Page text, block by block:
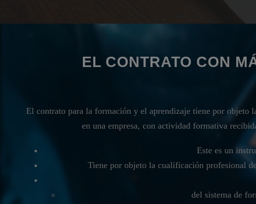
EL CONTRATO CON
El contrato para la formación y el aprendizaje tiene por objeto
en una empresa, con actividad formativa
Este es un
Tiene por objeto la cualificación profesional
del sistema de